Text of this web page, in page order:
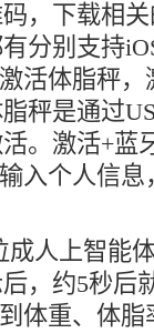
，下载相
分别支持
活体脂秤
秤是通过
。激活+蓝
入个人信
人上智能
，约5秒后
体重、体